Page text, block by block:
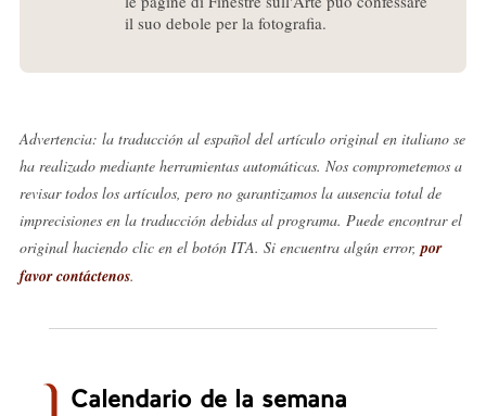
il suo debole per la fotografia.
Advertencia: la traducción al español del artículo original en italiano se
ha realizado mediante herramientas automáticas. Nos comprometemos a
revisar todos los artículos, pero no garantizamos la ausencia total de
imprecisiones en la traducción debidas al programa. Puede encontrar el
original haciendo clic en el botón ITA. Si encuentra algún error, por
favor contáctenos.
Calendario de la semana